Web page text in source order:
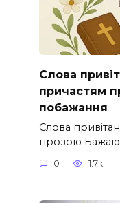
Слова
причастям
побажання
Слова
прозою Бажаю
0 1.7к.